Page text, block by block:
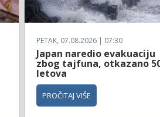
PETAK, 07.08.2026 | 07:30
Japan naredio evakuaciju
zbog tajfuna, otkazano
letova
PROČITAJ VIŠE